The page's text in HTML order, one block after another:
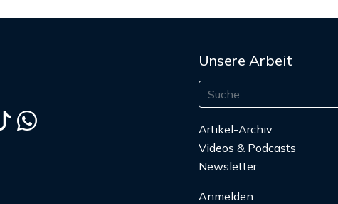
Unsere Arbeit
Artikel-Archiv
Videos & Podcasts
Newsletter
Anmelden